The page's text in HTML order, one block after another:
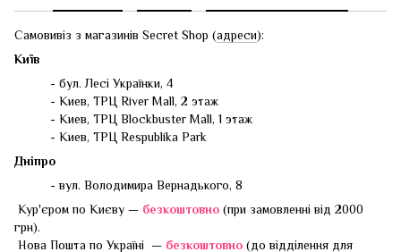
Самовивіз з магазинів Secret Shop (адреси):
Київ
- бул. Лесі Українки, 4
- Киев, ТРЦ River Mall, 2 этаж
- Киев, ТРЦ Blockbuster Mall, 1 этаж
- Киев, ТРЦ Respublika Park
Дніпро
- вул. Володимира Вернадького, 8
Кур'єром по Києву — безкоштовно (при замовленні від 2000
грн).
Нова Пошта по Україні — безкоштовно (до відділення для